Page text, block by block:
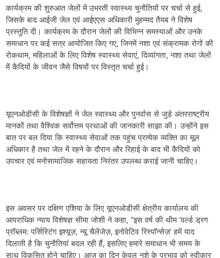
कार्यक्रम की शुरुआत जेलों में उभरती स्वास्थ्य चुनौतियों पर चर्चा से हुई,
जिसके बाद आईजी जेल एवं आईएएस अधिकारी मुहम्मद तैयब ने विशेष
प्रस्तुति दी। कार्यक्रम के दौरान जेलों की विभिन्न समस्याओं और उनके
समाधान पर कई सत्र आयोजित किए गए, जिनमें नशा एवं संक्रामक रोगों की
रोकथाम, महिलाओं के लिए विशेष स्वास्थ्य सेवाएं, दिव्यांगता, नशा तथा जेलों
में कैदियों के जीवन जैसे विषयों पर विस्तृत चर्चा हुई।
यूएनओडीसी के विशेषज्ञों ने जेल स्वास्थ्य और पुनर्वास से जुड़े अंतरराष्ट्रीय
मानकों तथा वैश्विक सर्वोत्तम प्रथाओं की जानकारी साझा की। उन्होंने इस
बात पर बल दिया कि स्वास्थ्य सेवाओं तक पहुंच प्रत्येक व्यक्ति का मूल
अधिकार है तथा जेल में रहने के दौरान और रिहाई के बाद भी कैदियों को
उपचार एवं मनोसामाजिक सहायता निरंतर उपलब्ध कराई जानी चाहिए।
इस अवसर पर दक्षिण एशिया के लिए यूएनओडीसी क्षेत्रीय कार्यालय की
आपराधिक न्याय विशेषज्ञ सीमा जोशी ने कहा, “इस वर्ष की थीम ‘वर्ल्ड ड्रग
प्रॉब्लम: पर्सिस्टिंग इश्यूज़, न्यू चैलेंजेज़, इनोवेटिव रिस्पॉन्सेज़’ हमें याद
दिलाती है कि चुनौतियां बदल रही हैं, इसलिए हमारे समाधान भी समय के
साथ विकसित होने चाहिए। आज का दिन केवल नशे के प्रभाव को स्वीकार